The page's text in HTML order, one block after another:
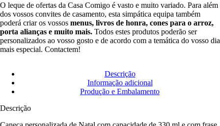
O leque de ofertas da Casa Comigo é vasto e muito variado. Para além
dos vossos convites de casamento, esta simpática equipa também
poderá criar os vossos menus, livros de honra, cones para o arroz,
porta alianças e muito mais. Todos estes produtos poderão ser
personalizados ao vosso gosto e de acordo com a temática do vosso dia
mais especial. Contactem!
Descrição
Informação adicional
Produção e Embalamento
Descrição